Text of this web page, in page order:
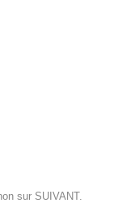
sur SUIVANT.